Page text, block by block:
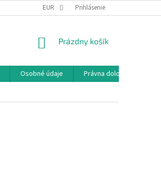
EUR Prihlásenie
NÁKUPNÝ
Prázdny košík
Osobné údaje
Právna doložka